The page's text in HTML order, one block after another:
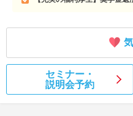
セミナー・
説明会予約